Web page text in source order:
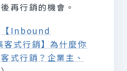
再行銷的機會。
【Inbound
式行銷】為什麼你
式行銷？企業主、